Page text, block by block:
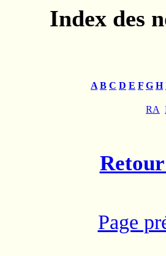
Index des
A B C D E F G H
RA
Page